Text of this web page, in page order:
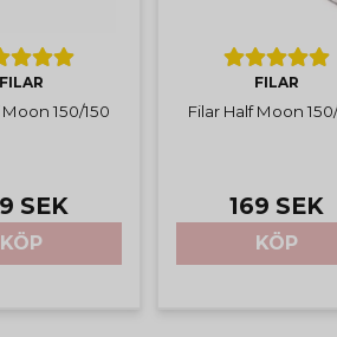
FILAR
Moon 150/150
SEK
KÖP
FILAR
Filar Half Moon
169 SEK
KÖP